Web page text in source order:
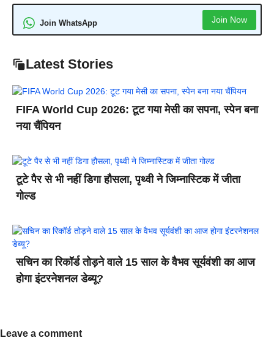
Join WhatsApp Join Now
Latest Stories
FIFA World Cup 2026: टूट गया मेसी का सपना, स्पेन बना
नया चैंपियन
टूटे पैर से भी नहीं डिगा हौसला, पृथ्वी ने जिम्नास्टिक में जीता
गोल्ड
सचिन का रिकॉर्ड तोड़ने वाले 15 साल के वैभव सूर्यवंशी का आज
होगा इंटरनेशनल डेब्यू?
Leave a comment